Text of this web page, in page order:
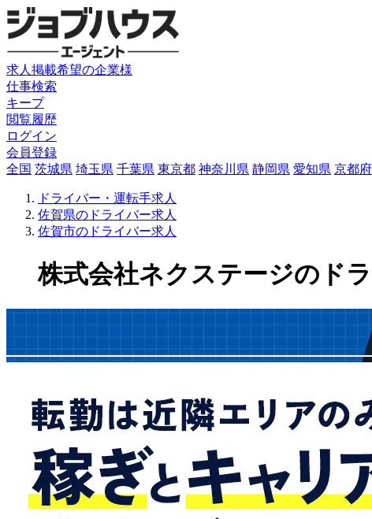
求人掲載希望の企業様
仕事検索
キープ
閲覧履歴
ログイン
会員登録
全国 茨城県 埼玉県 千葉県 東京都 神奈川県 静岡県 愛知県 京都府
ドライバー・運転手求人
佐賀県のドライバー求人
佐賀市のドライバー求人
株式会社ネクステージのド